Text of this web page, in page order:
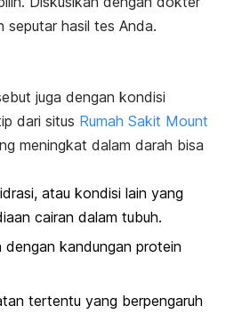
seputar hasil tes Anda.
juga dengan kondisi
dari situs Rumah Sakit Mount
meningkat dalam darah bisa
atau kondisi lain yang
cairan dalam tubuh.
dengan kandungan protein
tertentu yang berpengaruh